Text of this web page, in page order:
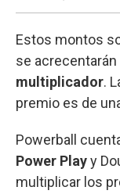
Estos montos
se
multiplicador.
premio es de
Powerball
Power Playy
multiplicar los